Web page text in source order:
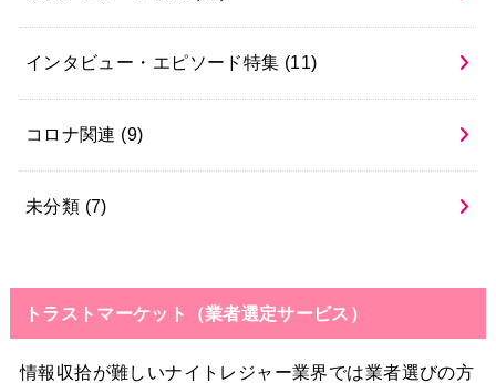
インタビュー・エピソード特集 (11)
コロナ関連 (9)
未分類 (7)
トラストマーケット（業者選定サービス）
情報収拾が難しいナイトレジャー業界では業者選びの方